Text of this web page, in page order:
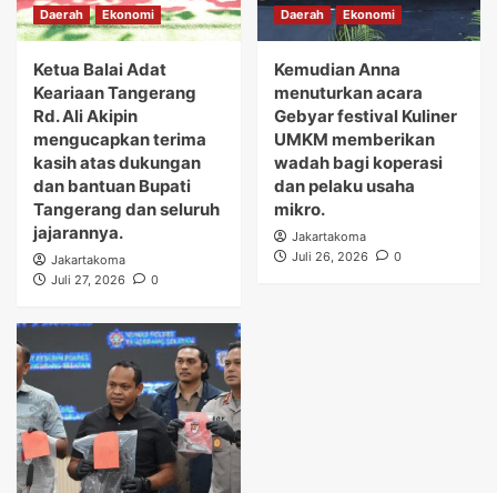
Daerah Ekonomi
Ketua Balai Adat
Keariaan Tangerang
Rd. Ali Akipin
mengucapkan terima
kasih atas dukungan
dan bantuan Bupati
Tangerang dan seluruh
jajarannya.
Jakartakoma
Juli 27, 2026
0
Daerah Ekonomi
Kemudian Anna
menuturkan acara
Gebyar festival Kuliner
UMKM memberikan
wadah bagi koperasi
dan pelaku usaha
mikro.
Jakartakoma
Juli 26, 2026
0